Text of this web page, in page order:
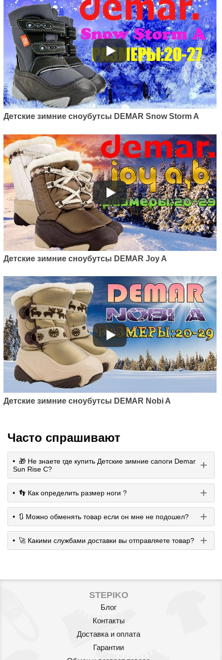
Детские зимние сноубутсы DEMAR Snow Storm A
Детские зимние сноубутсы DEMAR Joy A
Детские зимние сноубутсы DEMAR Nobi A
Часто спрашивают
🎁 Не знаете где купить Детские зимние сапоги Demar
Sun Rise C?
👣 Как определить размер ноги ?
🔃 Можно обменять товар если он мне не подошел?
🚀 Какими службами доставки вы отправляете товар?
STEPIKO
Блог
Контакты
Доставка и оплата
Гарантии